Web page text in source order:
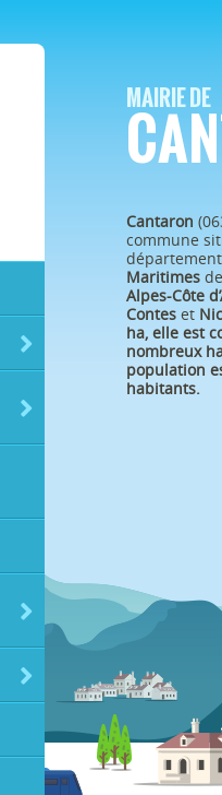
MAIRIE DE
Cantaron
commune
Maritimes
Alpes-Côte
Contes et
ha, elle est
nombreux
population
habitants.